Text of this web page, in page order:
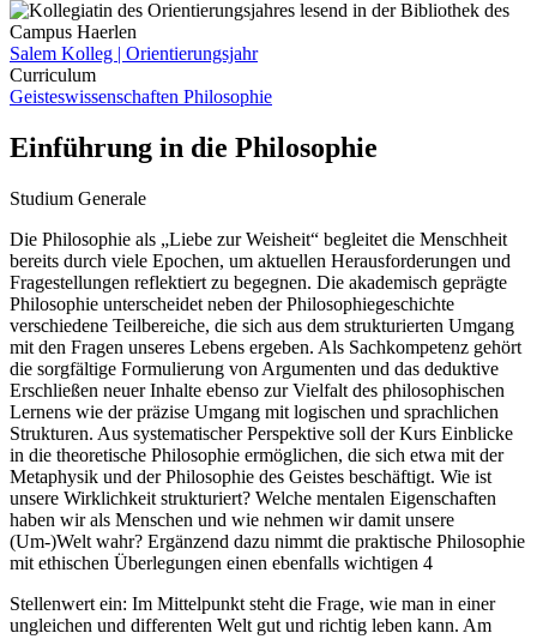
Salem Kolleg | Orientierungsjahr
Curriculum
Geisteswissenschaften Philosophie
Einführung in die Philosophie
Studium Generale
Die Philosophie als „Liebe zur Weisheit“ begleitet die Menschheit
bereits durch viele Epochen, um aktuellen Herausforderungen und
Fragestellungen reflektiert zu begegnen. Die akademisch geprägte
Philosophie unterscheidet neben der Philosophiegeschichte
verschiedene Teilbereiche, die sich aus dem strukturierten Umgang
mit den Fragen unseres Lebens ergeben. Als Sachkompetenz gehört
die sorgfältige Formulierung von Argumenten und das deduktive
Erschließen neuer Inhalte ebenso zur Vielfalt des philosophischen
Lernens wie der präzise Umgang mit logischen und sprachlichen
Strukturen. Aus systematischer Perspektive soll der Kurs Einblicke
in die theoretische Philosophie ermöglichen, die sich etwa mit der
Metaphysik und der Philosophie des Geistes beschäftigt. Wie ist
unsere Wirklichkeit strukturiert? Welche mentalen Eigenschaften
haben wir als Menschen und wie nehmen wir damit unsere
(Um-)Welt wahr? Ergänzend dazu nimmt die praktische Philosophie
mit ethischen Überlegungen einen ebenfalls wichtigen 4
Stellenwert ein: Im Mittelpunkt steht die Frage, wie man in einer
ungleichen und differenten Welt gut und richtig leben kann. Am